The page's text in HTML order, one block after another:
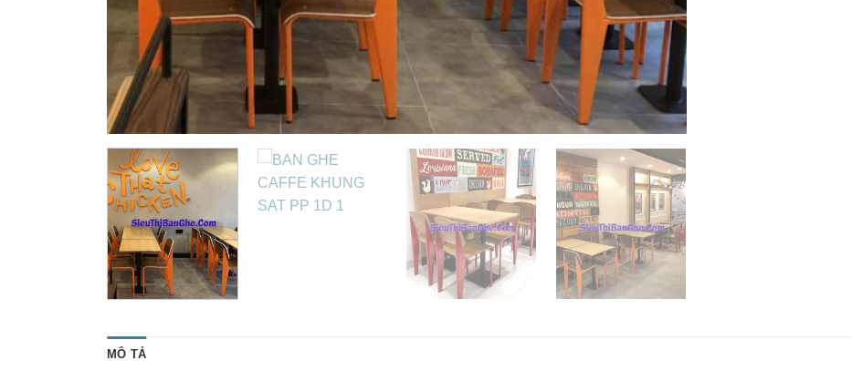
MÔ TẢ